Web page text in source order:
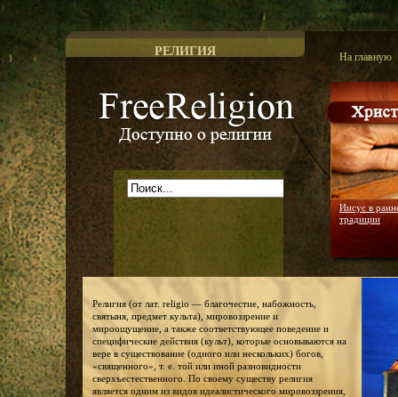
РЕЛИГИЯ На главную
Иисус в
традиции
Религия (от лат. religio — благочестие, набожность,
святыня, предмет культа), мировоззрение и
мироощущение, а также соответствующее поведение и
специфические действия (культ), которые основываются на
вере в существование (одного или нескольких) богов,
«священного», т. е. той или иной разновидности
сверхъестественного. По своему существу религия
является одним из видов идеалистического мировоззрения,